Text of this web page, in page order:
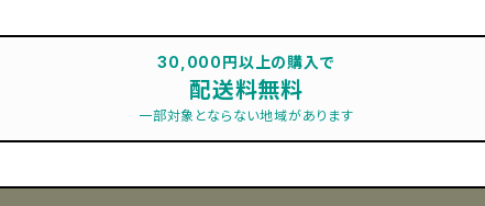
30,000円以上の購入で
配送料無料
一部対象とならない地域があります